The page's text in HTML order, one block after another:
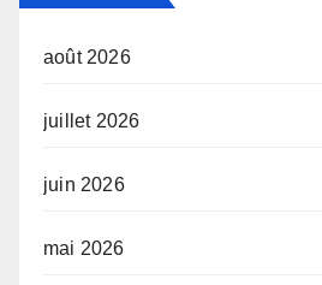
août 2026
juillet 2026
juin 2026
mai 2026